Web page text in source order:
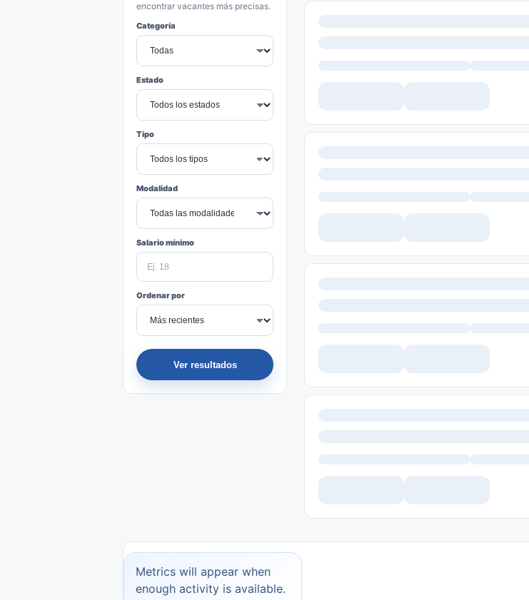
encontrar vacantes más precisas.
Categoría
Estado
Tipo
Modalidad
Salario mínimo
Ordenar por
Ver resultados
Metrics will appear when
enough activity is available.